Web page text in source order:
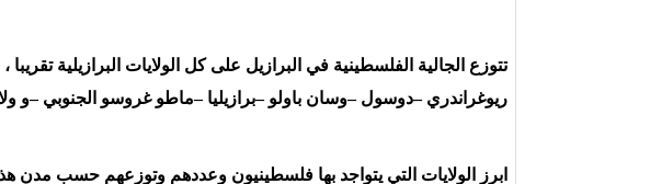
تتوزع الجالية الفلسطينية في البرازيل على كل الولايات البرازيلية تقريبا
ريوغراندري –دوسول –وسان باولو –برازيليا –ماطو غروسو الجنوبي –و
ابرز الولايات التي يتواجد بها فلسطينيون وعددهم وتوزعهم حسب مدن